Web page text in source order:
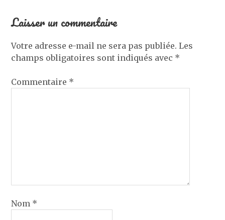
Laisser un commentaire
Votre adresse e-mail ne sera pas publiée. Les
champs obligatoires sont indiqués avec *
Commentaire *
Nom *